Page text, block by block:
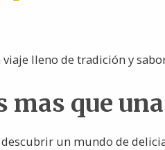
lleno de tradición y
mas que
un mundo de